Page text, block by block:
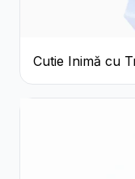
Cutie Inimă cu
Crizanteme
Raffaello